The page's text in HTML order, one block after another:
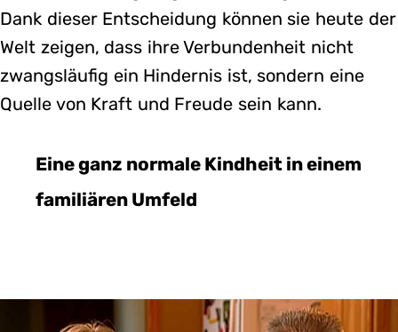
Dank dieser Entscheidung können sie heute der
Welt zeigen, dass ihre Verbundenheit nicht
zwangsläufig ein Hindernis ist, sondern eine
Quelle von Kraft und Freude sein kann.
Eine ganz normale Kindheit in einem
familiären Umfeld